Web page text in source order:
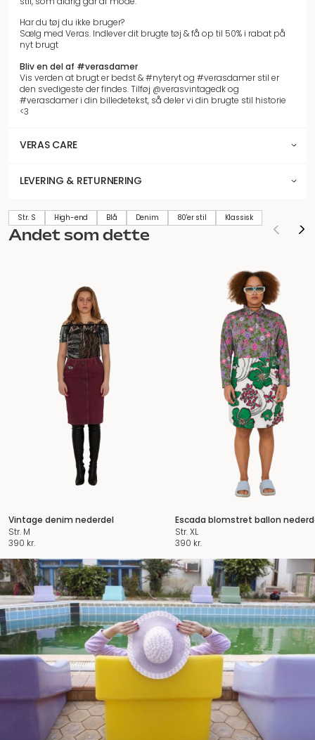
Har du tøj du ikke bruger?
Sælg med Veras. Indlever dit brugte tøj & få op til 50% i rabat på
nyt brugt
Bliv en del af #verasdamer
Vis verden at brugt er bedst & #nyteryt og #verasdamer stil er
den svedigeste der findes. Tilføj @verasvintagedk og
#verasdamer i din billedetekst, så deler vi din brugte stil historie
<3
VERAS CARE
LEVERING & RETURNERING
Str. S High-end Blå Denim 80'er stil Klassisk
Andet som dette
Vintage denim nederdel
Str. M
390 kr.
Escada blomstret ballon
Str. XL
390 kr.